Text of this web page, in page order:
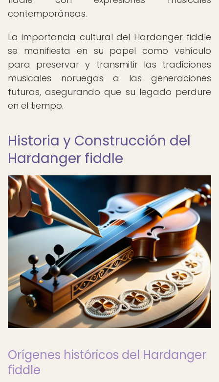
contemporáneas.
La importancia cultural del Hardanger fiddle
se manifiesta en su papel como vehículo
para preservar y transmitir las tradiciones
musicales noruegas a las generaciones
futuras, asegurando que su legado perdure
en el tiempo.
Historia y Construcción del
Hardanger fiddle
Orígenes históricos del Hardanger
fiddle